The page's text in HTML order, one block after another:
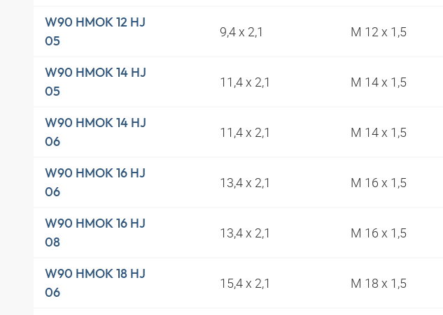
W90 HMOK 12 HJ
05
9,4 x 2,1 M 12 x 1,5
W90 HMOK 14 HJ
05
11,4 x 2,1 M 14 x 1,5
W90 HMOK 14 HJ
06
11,4 x 2,1 M 14 x 1,5
W90 HMOK 16 HJ
06
13,4 x 2,1 M 16 x 1,5
W90 HMOK 16 HJ
08
13,4 x 2,1 M 16 x 1,5
W90 HMOK 18 HJ
06
15,4 x 2,1 M 18 x 1,5